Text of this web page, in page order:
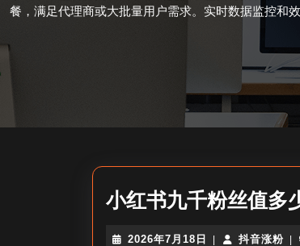
餐，满足代理商或大批量用户需求。实时数据监控和
小红书九千粉丝值多
2026年7月18日
2026 抖音涨粉抖